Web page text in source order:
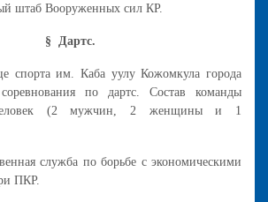
штаб Вооруженных сил КР.
§ Дартс.
спорта им. Каба уулу Кожомкула города
по дартс. Состав команды
(2 мужчин, 2 женщины и 1
служба по борьбе с экономическими
ПКР.